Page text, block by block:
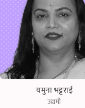
यमुना भट्टराई
उद्यमी